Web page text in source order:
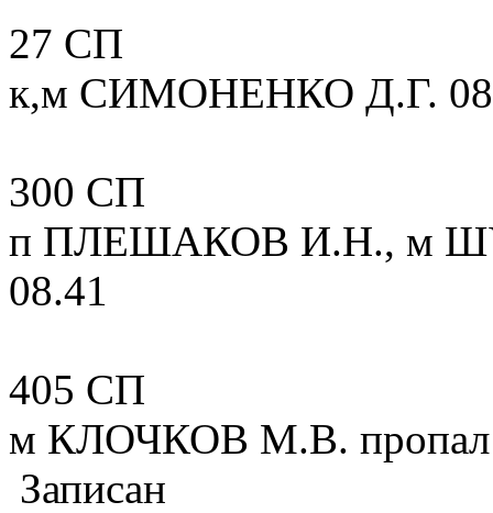
27 СП
к,м СИМОНЕНКО Д.Г.
300 СП
п ПЛЕШАКОВ И.Н., м
08.41
405 СП
м КЛОЧКОВ М.В. пропал
Записан